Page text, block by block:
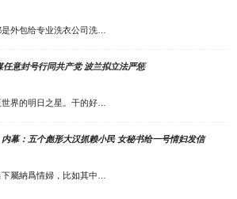
外包给专业洗衣公司洗…
任意封号行同共产党 波兰拟立法严惩
界的明日之星。干的好…
内幕：五个彪形大汉抓赖小民 女秘书给一号情妇发信
屬納爲情婦，比如其中…